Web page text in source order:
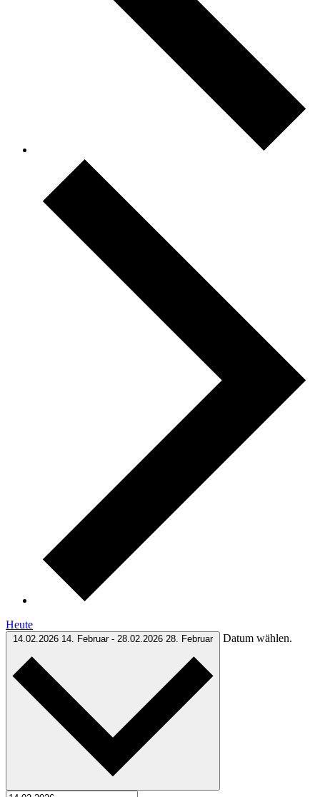
Heute
14.02.2026 14. Februar - 28.02.2026 28. Februar Datum wählen.